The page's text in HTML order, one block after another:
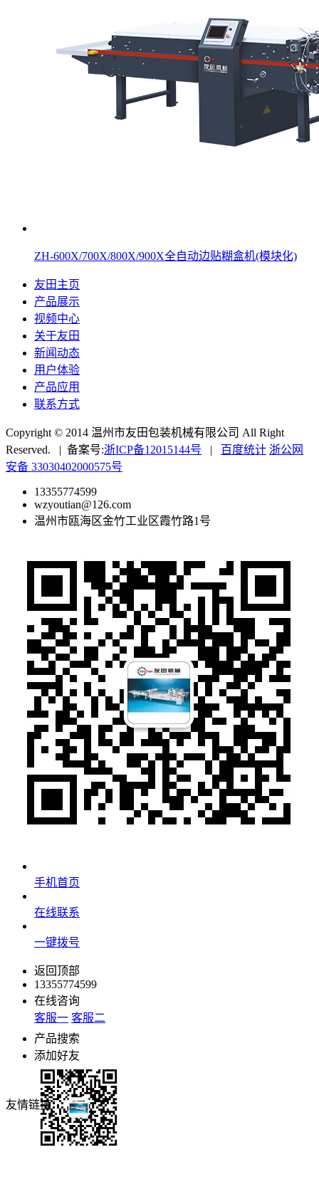
ZH-600X/700X/800X/900X全自动边贴糊盒机(模块化)
友田主页
产品展示
视频中心
关于友田
新闻动态
用户体验
产品应用
联系方式
Copyright © 2014 温州市友田包装机械有限公司 All Right
Reserved. | 备案号:浙ICP备12015144号 | 百度统计 浙公网
安备 33030402000575号
13355774599
wzyoutian@126.com
温州市瓯海区金竹工业区霞竹路1号
手机首页
在线联系
一键拨号
返回顶部
13355774599
在线咨询
客服一 客服二
产品搜索
添加好友
友情链接：